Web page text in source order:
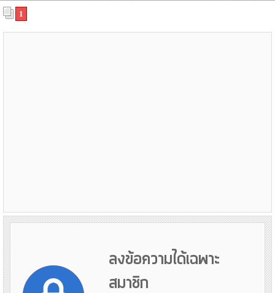
1
ลงข้อความได้เฉพาะ
สมาชิก